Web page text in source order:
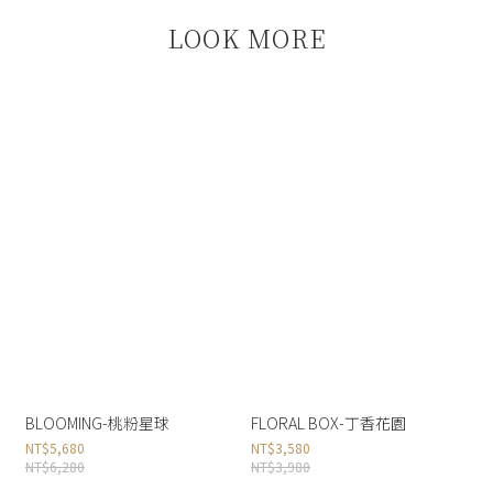
LOOK MORE
BLOOMING-桃粉星球
NT$5,680
NT$6,280
FLORAL BOX-丁香花園
NT$3,580
NT$3,980